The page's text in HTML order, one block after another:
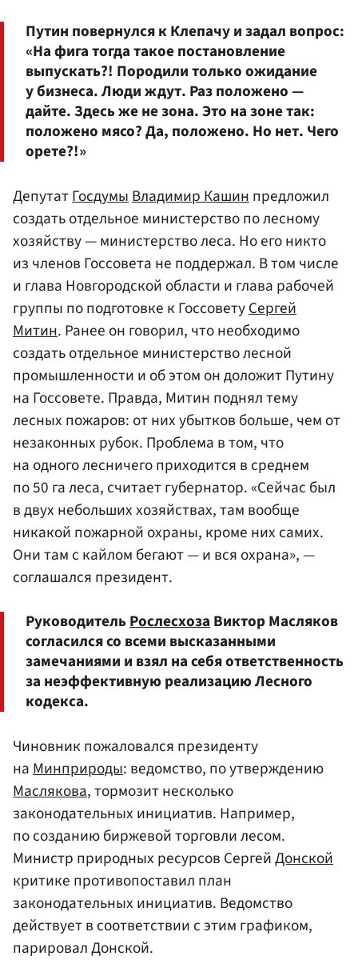
Путин повернулся к Клепачу и задал вопрос:
«На фига тогда такое постановление
выпускать?! Породили только ожидание
у бизнеса. Люди ждут. Раз положено —
дайте. Здесь же не зона. Это на зоне так:
положено мясо? Да, положено. Но нет. Чего
орете?!»
ДепутатГосдумыВладимир Кашинпредложил
создать отдельное министерство по лесному
хозяйству — министерство леса. Но его никто
из членов Госсовета не поддержал. В том числе
и глава Новгородской области и глава рабочей
группы по подготовке к ГоссоветуСергей
Митин. Ранее он говорил, что необходимо
создать отдельное министерство лесной
промышленности и об этом он доложит Путину
на Госсовете. Правда, Митин поднял тему
лесных пожаров: от них убытков больше, чем от
незаконных рубок. Проблема в том, что
на одного лесничего приходится в среднем
по 50 га леса, считает губернатор. «Сейчас был
в двух небольших хозяйствах, там вообще
никакой пожарной охраны, кроме них самих.
Они там с кайлом бегают — и вся охрана», —
соглашался президент.
РуководительРослесхозаВиктор Масляков
согласился со всеми высказанными
замечаниями и взял на себя ответственность
за неэффективную реализацию Лесного
кодекса.
Чиновник пожаловался президенту
наМинприроды: ведомство, по утверждению
Маслякова, тормозит несколько
законодательных инициатив. Например,
по созданию биржевой торговли лесом.
Министр природных ресурсов СергейДонской
критике противопоставил план
законодательных инициатив. Ведомство
действует в соответствии с этим графиком,
парировал Донской.